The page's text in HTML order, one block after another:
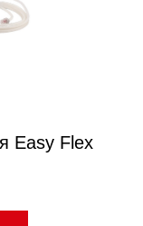
Easy Flex